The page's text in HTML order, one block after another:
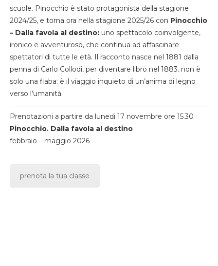
scuole. Pinocchio è stato protagonista della stagione
2024/25, e torna ora nella stagione 2025/26 con Pinocchio
– Dalla favola al destino: uno spettacolo coinvolgente,
ironico e avventuroso, che continua ad affascinare
spettatori di tutte le età. Il racconto nasce nel 1881 dalla
penna di Carlo Collodi, per diventare libro nel 1883. non è
solo una fiaba: è il viaggio inquieto di un’anima di legno
verso l’umanità.
Prenotazioni a partire da lunedi 17 novembre ore 15.30
Pinocchio. Dalla favola al destino
febbraio – maggio 2026
prenota la tua classe